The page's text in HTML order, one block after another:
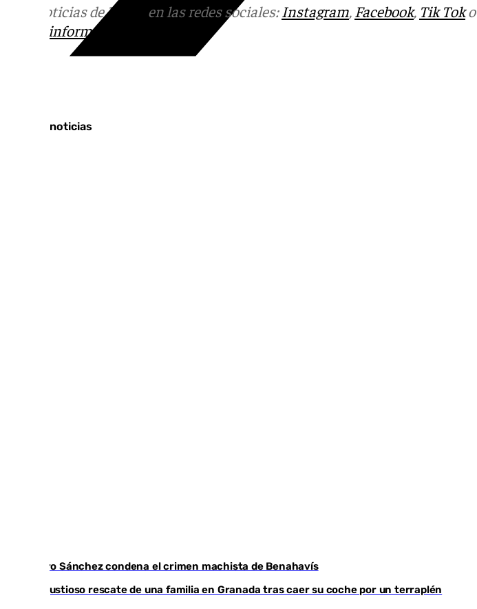
Más noticias de101TV en las redes sociales: Instagram, Facebook, Tik Toko
informativos@101tv.es
Últimas noticias
Pedro Sánchez condena el crimen machista de Benahavís
Angustioso rescate de una familia en Granada tras caer su coche por un terraplén